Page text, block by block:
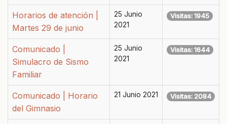
Horarios de atención |
Martes 29 de junio
25 Junio
2021
Visitas: 1945
Comunicado |
Simulacro de Sismo
Familiar
25 Junio
2021
Visitas: 1644
Comunicado | Horario
del Gimnasio
21 Junio 2021 Visitas: 2084